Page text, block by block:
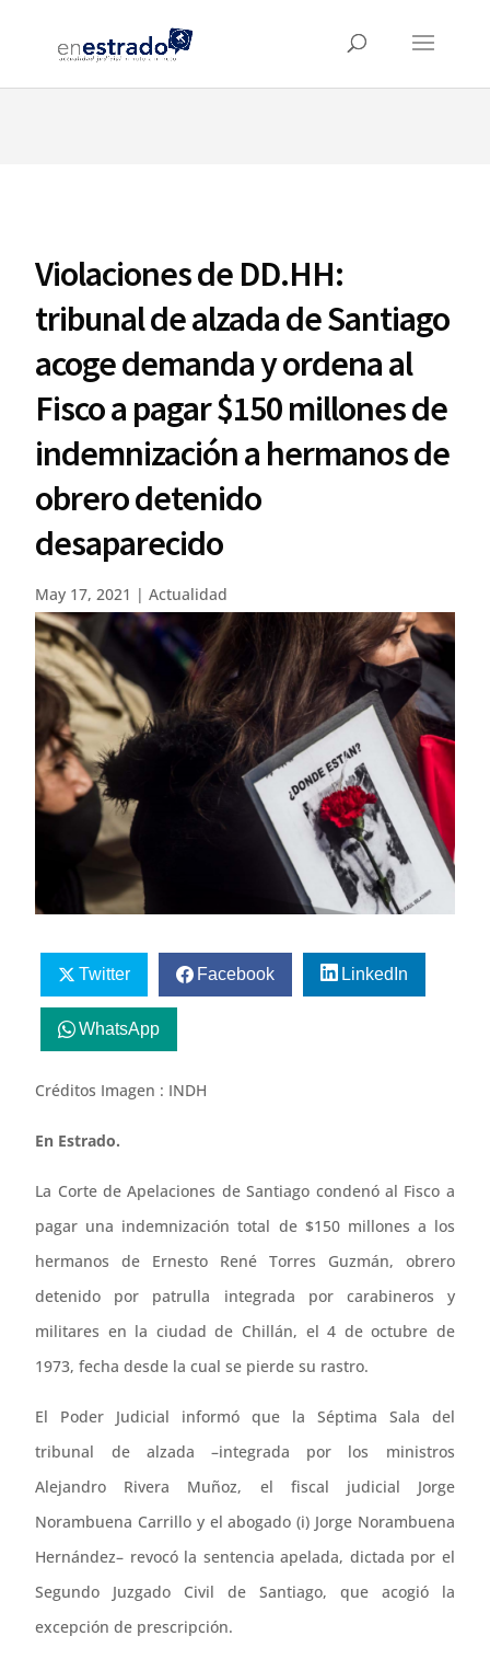
⚠️ Hosting plan for this site has expired.
avoid service disruption.
Violaciones de DD.HH:
tribunal de alzada de Santiago
acoge demanda y ordena al
Fisco a pagar $150 millones de
indemnización a hermanos de
obrero detenido
desaparecido
May 17, 2021 |Actualidad
Twitter Facebook LinkedIn
WhatsApp
Créditos Imagen : INDH
En Estrado.
La Corte de Apelaciones de Santiago condenó al Fisco a
pagar una indemnización total de $150 millones a los
hermanos de Ernesto René Torres Guzmán, obrero
detenido por patrulla integrada por carabineros y
militares en la ciudad de Chillán, el 4 de octubre de
1973, fecha desde la cual se pierde su rastro.
El Poder Judicial informó que la Séptima Sala del
tribunal de alzada –integrada por los ministros
Alejandro Rivera Muñoz, el fiscal judicial Jorge
Norambuena Carrillo y el abogado (i) Jorge Norambuena
Hernández– revocó la sentencia apelada, dictada por el
Segundo Juzgado Civil de Santiago, que acogió la
excepción de prescripción.